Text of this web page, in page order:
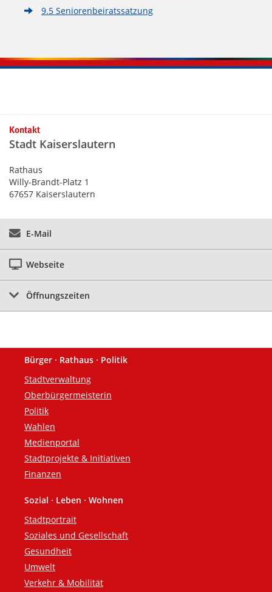
9.5 Seniorenbeiratssatzung
Kontaktinformationen und Weiterführendes
Kontakt
Stadt Kaiserslautern
Rathaus
Willy-Brandt-Platz 1
67657 Kaiserslautern
E-Mail
Webseite
Öffnungszeiten
Fußzeile
Bürger · Rathaus · Politik
Stadtverwaltung
Oberbürgermeisterin
Politik
Wahlen
Medienportal
Stadtprojekte & Initiativen
Finanzen
Sozial · Leben · Wohnen
Stadtportrait
Soziales und Gesellschaft
Gesundheit
Umwelt
Verkehr & Mobilität